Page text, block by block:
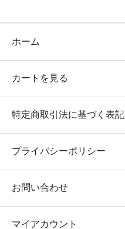
ホーム
カートを見る
特定商取引法に基づく表記
プライバシーポリシー
お問い合わせ
マイアカウント